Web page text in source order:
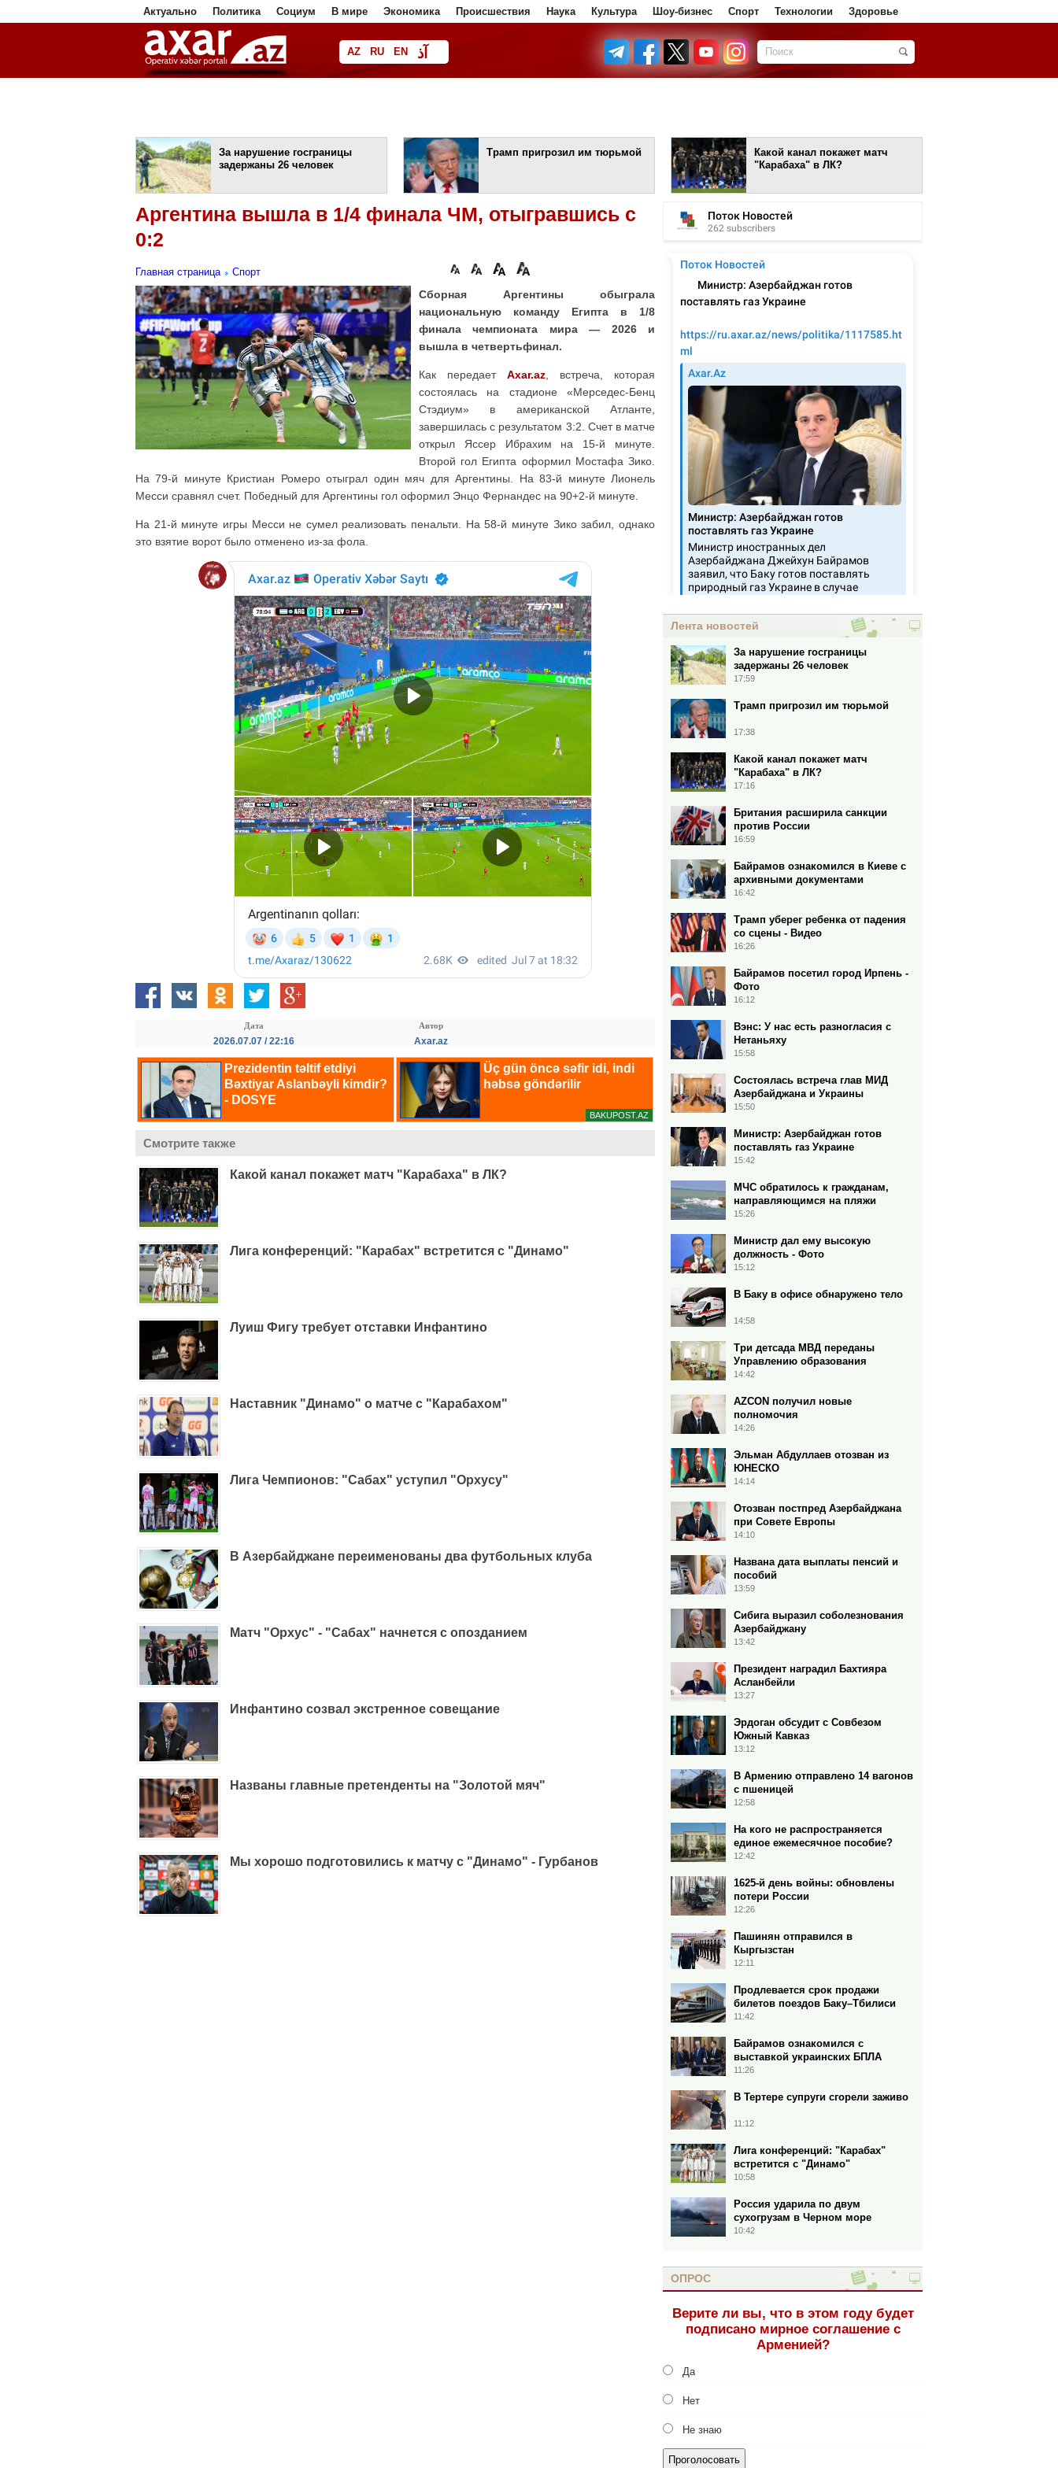
Актуально Политика Социум В мире Экономика Происшествия Наука Культура Шоу-бизнес Спорт Технологии Здоровье
AZ RU EN آذ
فا
За нарушение госграницы
задержаны 26 человек
Трамп пригрозил им тюрьмой
Какой канал покажет матч
"Карабаха" в ЛК?
Аргентина вышла в 1/4 финала ЧМ, отыгравшись с
0:2
Главная страница Спорт
Сборная Аргентины обыграла
национальную команду Египта в 1/8
финала чемпионата мира — 2026 и
вышла в четвертьфинал.
Как передает Axar.az , встреча, которая
состоялась на стадионе «Мерседес-Бенц
Стэдиум» в американской Атланте,
завершилась с результатом 3:2. Счет в матче
открыл Яссер Ибрахим на 15-й минуте.
Второй гол Египта оформил Мостафа Зико.
На 79-й минуте Кристиан Ромеро отыграл один мяч для Аргентины. На 83-й минуте Лионель
Месси сравнял счет. Победный для Аргентины гол оформил Энцо Фернандес на 90+2-й минуте.
На 21-й минуте игры Месси не сумел реализовать пенальти. На 58-й минуте Зико забил, однако
это взятие ворот было отменено из-за фола.
Дата
2026.07.07 / 22:16
Автор
Axar.az
Смотрите также
Какой канал покажет матч "Карабаха" в ЛК?
Лига конференций: "Карабах" встретится с "Динамо"
Луиш Фигу требует отставки Инфантино
Наставник "Динамо" о матче с "Карабахом"
Лига Чемпионов: "Сабах" уступил "Орхусу"
В Азербайджане переименованы два футбольных клуба
Матч "Орхус" - "Сабах" начнется с опозданием
Инфантино созвал экстренное совещание
Названы главные претенденты на "Золотой мяч"
Мы хорошо подготовились к матчу с "Динамо" - Гурбанов
Лента новостей
За нарушение госграницы
задержаны 26 человек
17:59
Трамп пригрозил им тюрьмой
17:38
Какой канал покажет матч
"Карабаха" в ЛК?
17:16
Британия расширила санкции
против России
16:59
Байрамов ознакомился в Киеве с
архивными документами
16:42
Трамп уберег ребенка от падения
со сцены - Видео
16:26
Байрамов посетил город Ирпень -
Фото
16:12
Вэнс: У нас есть разногласия с
Нетаньяху
15:58
Состоялась встреча глав МИД
Азербайджана и Украины
15:50
Министр: Азербайджан готов
поставлять газ Украине
15:42
МЧС обратилось к гражданам,
направляющимся на пляжи
15:26
Министр дал ему высокую
должность - Фото
15:12
В Баку в офисе обнаружено тело
14:58
Три детсада МВД переданы
Управлению образования
14:42
AZCON получил новые
полномочия
14:26
Эльман Абдуллаев отозван из
ЮНЕСКО
14:14
Отозван постпред Азербайджана
при Совете Европы
14:10
Названа дата выплаты пенсий и
пособий
13:59
Сибига выразил соболезнования
Азербайджану
13:42
Президент наградил Бахтияра
Асланбейли
13:27
Эрдоган обсудит c Совбезом
Южный Кавказ
13:12
В Армению отправлено 14 вагонов
с пшеницей
12:58
На кого не распространяется
единое ежемесячное пособие?
12:42
1625-й день войны: обновлены
потери России
12:26
Пашинян отправился в
Кыргызстан
12:11
Продлевается срок продажи
билетов поездов Баку–Тбилиси
11:42
Байрамов ознакомился с
выставкой украинских БПЛА
11:26
В Тертере супруги сгорели заживо
11:12
Лига конференций: "Карабах"
встретится с "Динамо"
10:58
Россия ударила по двум
сухогрузам в Черном море
10:42
ОПРОС
Верите ли вы, что в этом году будет
подписано мирное соглашение с
Арменией?
Да
Нет
Не знаю